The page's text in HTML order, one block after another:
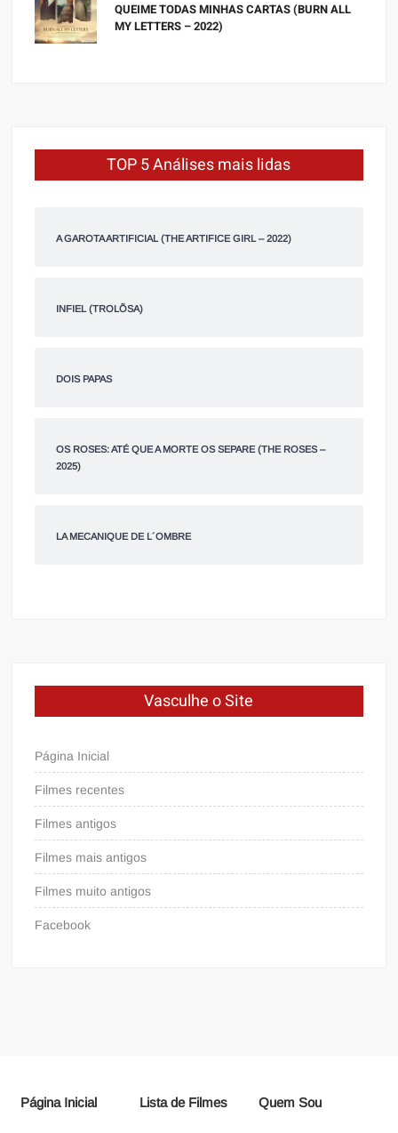
QUEIME TODAS MINHAS CARTAS (BURN ALL
MY LETTERS – 2022)
TOP 5 Análises mais lidas
A GAROTA ARTIFICIAL (THE ARTIFICE GIRL – 2022)
INFIEL (TROLÕSA)
DOIS PAPAS
OS ROSES: ATÉ QUE A MORTE OS SEPARE (THE ROSES –
2025)
LA MECANIQUE DE L´OMBRE
Vasculhe o Site
Página Inicial
Filmes recentes
Filmes antigos
Filmes mais antigos
Filmes muito antigos
Facebook
Página Inicial Lista de Filmes Quem Sou